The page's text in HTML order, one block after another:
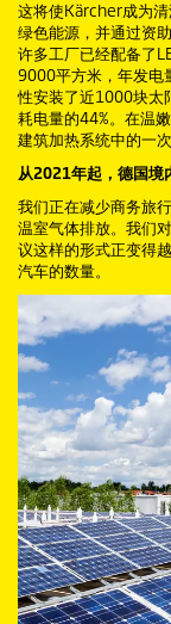
这将使Kärcher成为
绿色能源，并通过资
许多工厂已经配备了
9000平方米，年发电
性安装了近1000块太
耗电量的44%。在温
建筑加热系统中的一
从2021年起，德国境
我们正在减少商务旅
温室气体排放。我们
议这样的形式正变得
汽车的数量。